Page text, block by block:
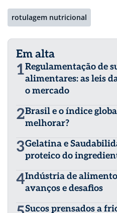
rotulagem nutricional
Em alta
1Regulamentação de
alimentares: as leis
o mercado
2Brasil e o índice
melhorar?
3Gelatina e
proteico do
4Indústria de
avanços e desafios
Sucos prensados a